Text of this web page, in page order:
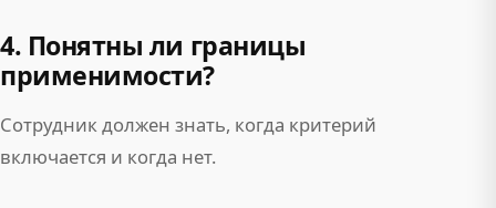
4. Понятны ли границы
применимости?
Сотрудник должен знать, когда критерий
включается и когда нет.